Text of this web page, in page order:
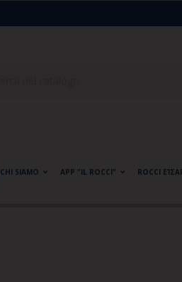
CHI SIAMO APP "IL ROCCI" ROCCI